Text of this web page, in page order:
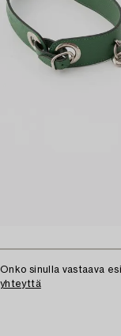
Onko sinulla vastaava
yhteyttä